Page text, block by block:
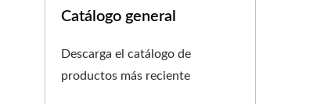
Catálogo general
Descarga el catálogo de
productos más reciente